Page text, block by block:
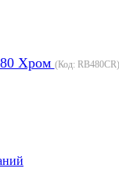
Хром (Код: RB480CR)